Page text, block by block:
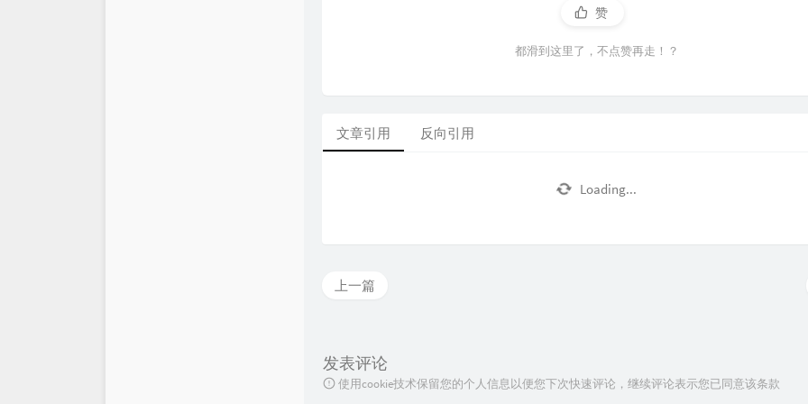
赞
都滑到这里了，不点赞再走！？
文章引用 反向引用
Loading...
上一篇
发表评论
使用cookie技术保留您的个人信息以便您下次快速评论，继续评论表示您已同意该条款